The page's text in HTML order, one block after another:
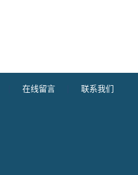
在线留言 联系我们